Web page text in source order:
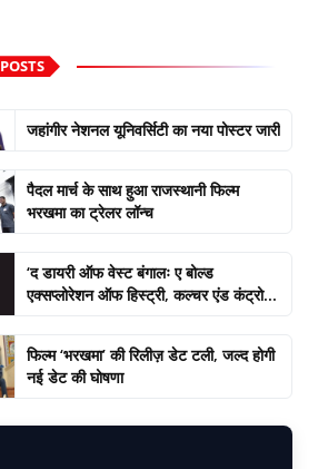
POSTS
जहांगीर नेशनल यूनिवर्सिटी का नया पोस्टर जारी
पैदल मार्च के साथ हुआ राजस्थानी फिल्म
भरखमा का ट्रेलर लॉन्च
‘द डायरी ऑफ वेस्ट बंगालः ए बोल्ड
एक्सप्लोरेशन ऑफ हिस्ट्री, कल्चर एंड कंट्रो...
फिल्म ‘भरखमा’ की रिलीज़ डेट टली, जल्द होगी
नई डेट की घोषणा